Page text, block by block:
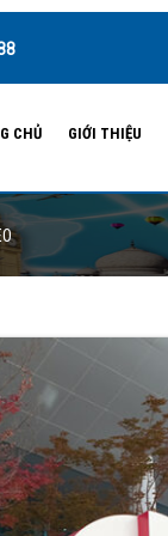
CHỦ GIỚI THIỆU